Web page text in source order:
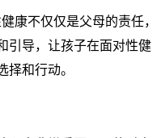
康不仅仅是父母的责任，
引导，让孩子在面对性健
择和行动。